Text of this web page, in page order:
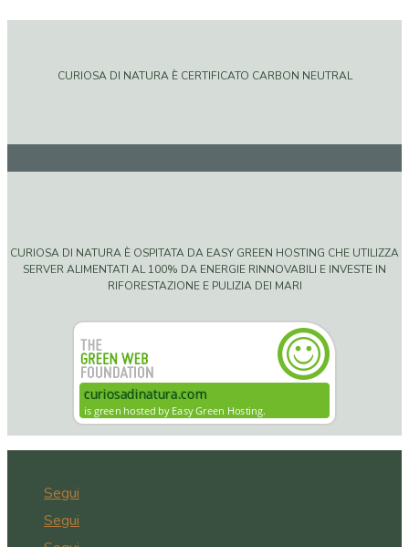
CURIOSA DI NATURA È CERTIFICATO CARBON NEUTRAL
CURIOSA DI NATURA È OSPITATA DA EASY GREEN HOSTING CHE UTILIZZA
SERVER ALIMENTATI AL 100% DA ENERGIE RINNOVABILI E INVESTE IN
RIFORESTAZIONE E PULIZIA DEI MARI
Segui
Segui